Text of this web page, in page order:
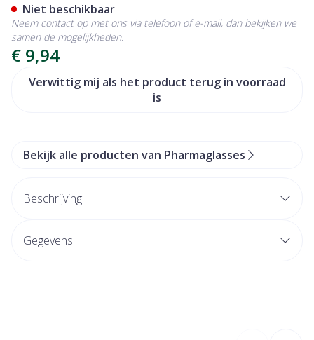
€ 9,94
Verwittig mij als het product terug in voorraad
is
Niet beschikbaar
Neem contact op met ons via telefoon of e-mail, dan bekijken we
samen de mogelijkheden.
Bekijk alle producten van Pharmaglasses
Beschrijving
Gegevens